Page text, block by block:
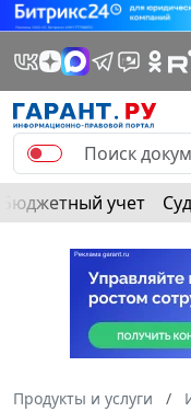
Бюджетный учет
Продукты и услуги